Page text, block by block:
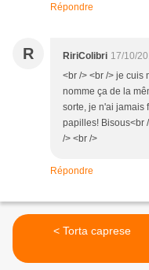
Répondre
R RiriColibri 17/10/
<br /> <br /> je cuis
nomme ça de la
sorte, je n'ai jamais
papilles! Bisous<br
/> <br />
Répondre
< Torta caprese